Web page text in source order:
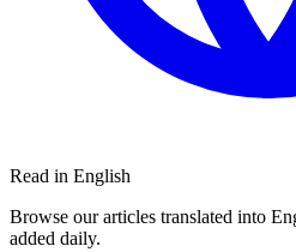
Read in English
Browse our articles translated into
added daily.